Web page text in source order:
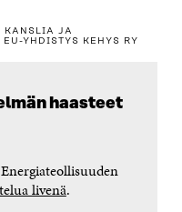
KANSLIA JA
YHDISTYS KEHYS RY
haasteet
livenä.